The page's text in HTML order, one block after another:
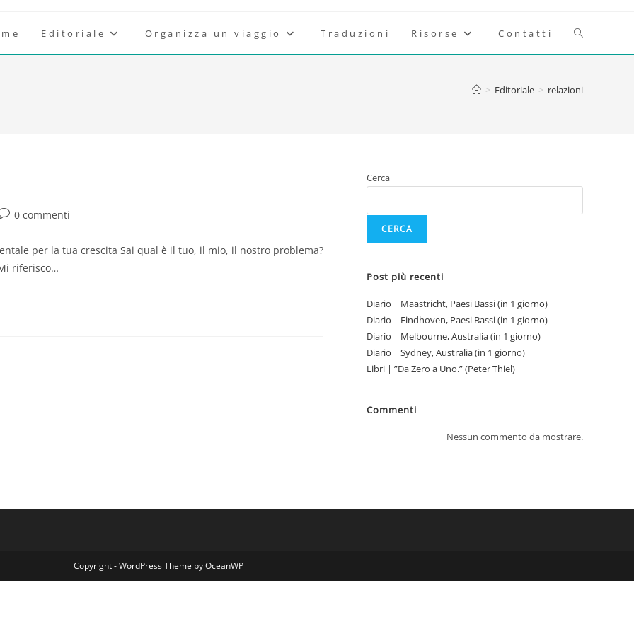
Editoriale Organizza un viaggio Traduzioni Risorse Contatti Attiva/
> Editoriale > relazioni
0 commenti
per la tua crescita Sai qual è il tuo, il mio, il nostro problema?
riferisco…
Cerca
CERCA
Post più recenti
Diario | Maastricht, Paesi Bassi (in 1 giorno)
Diario | Eindhoven, Paesi Bassi (in 1 giorno)
Diario | Melbourne, Australia (in 1 giorno)
Diario | Sydney, Australia (in 1 giorno)
Libri | ”Da Zero a Uno.” (Peter Thiel)
Commenti
Nessun commento da mostrare.
Copyright - WordPress Theme by OceanWP